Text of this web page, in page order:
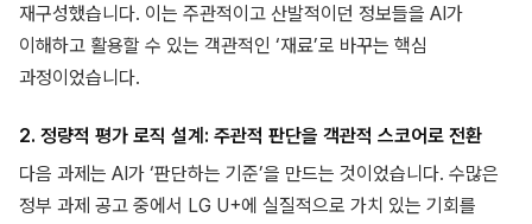
재구성했습니다. 이는 주관적이고 산발적이던 정보들을 AI가
이해하고 활용할 수 있는 객관적인 ‘재료’로 바꾸는 핵심
과정이었습니다.
2. 정량적 평가 로직 설계: 주관적 판단을 객관적 스코어로 전환
다음 과제는 AI가 ‘판단하는 기준’을 만드는 것이었습니다. 수많은
정부 과제 공고 중에서 LG U+에 실질적으로 가치 있는 기회를